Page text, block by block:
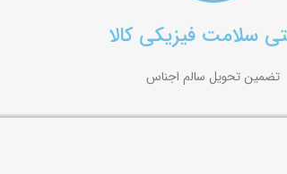
سلامت فیزیکی کالا
تضمین تحویل سالم اجناس